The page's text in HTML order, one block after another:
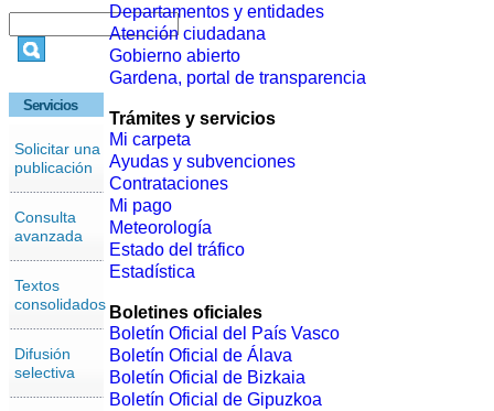
Servicios
Solicitar una
publicación
Consulta
avanzada
Textos
consolidados
Difusión
selectiva
Departamentos y entidades
Atención ciudadana
Gobierno abierto
Gardena, portal de transparencia
Trámites y servicios
Mi carpeta
Ayudas y subvenciones
Contrataciones
Mi pago
Meteorología
Estado del tráfico
Estadística
Boletines oficiales
Boletín Oficial del País Vasco
Boletín Oficial de Álava
Boletín Oficial de Bizkaia
Boletín Oficial de Gipuzkoa